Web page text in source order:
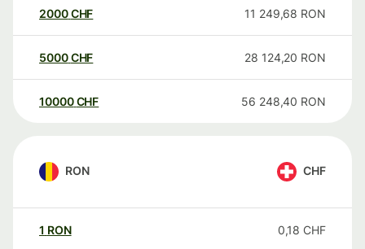
2000CHF 11 249,68 RON
5000CHF 28 124,20 RON
10000 CHF 56 248,40 RON
RON CHF
1 RON 0,18 CHF